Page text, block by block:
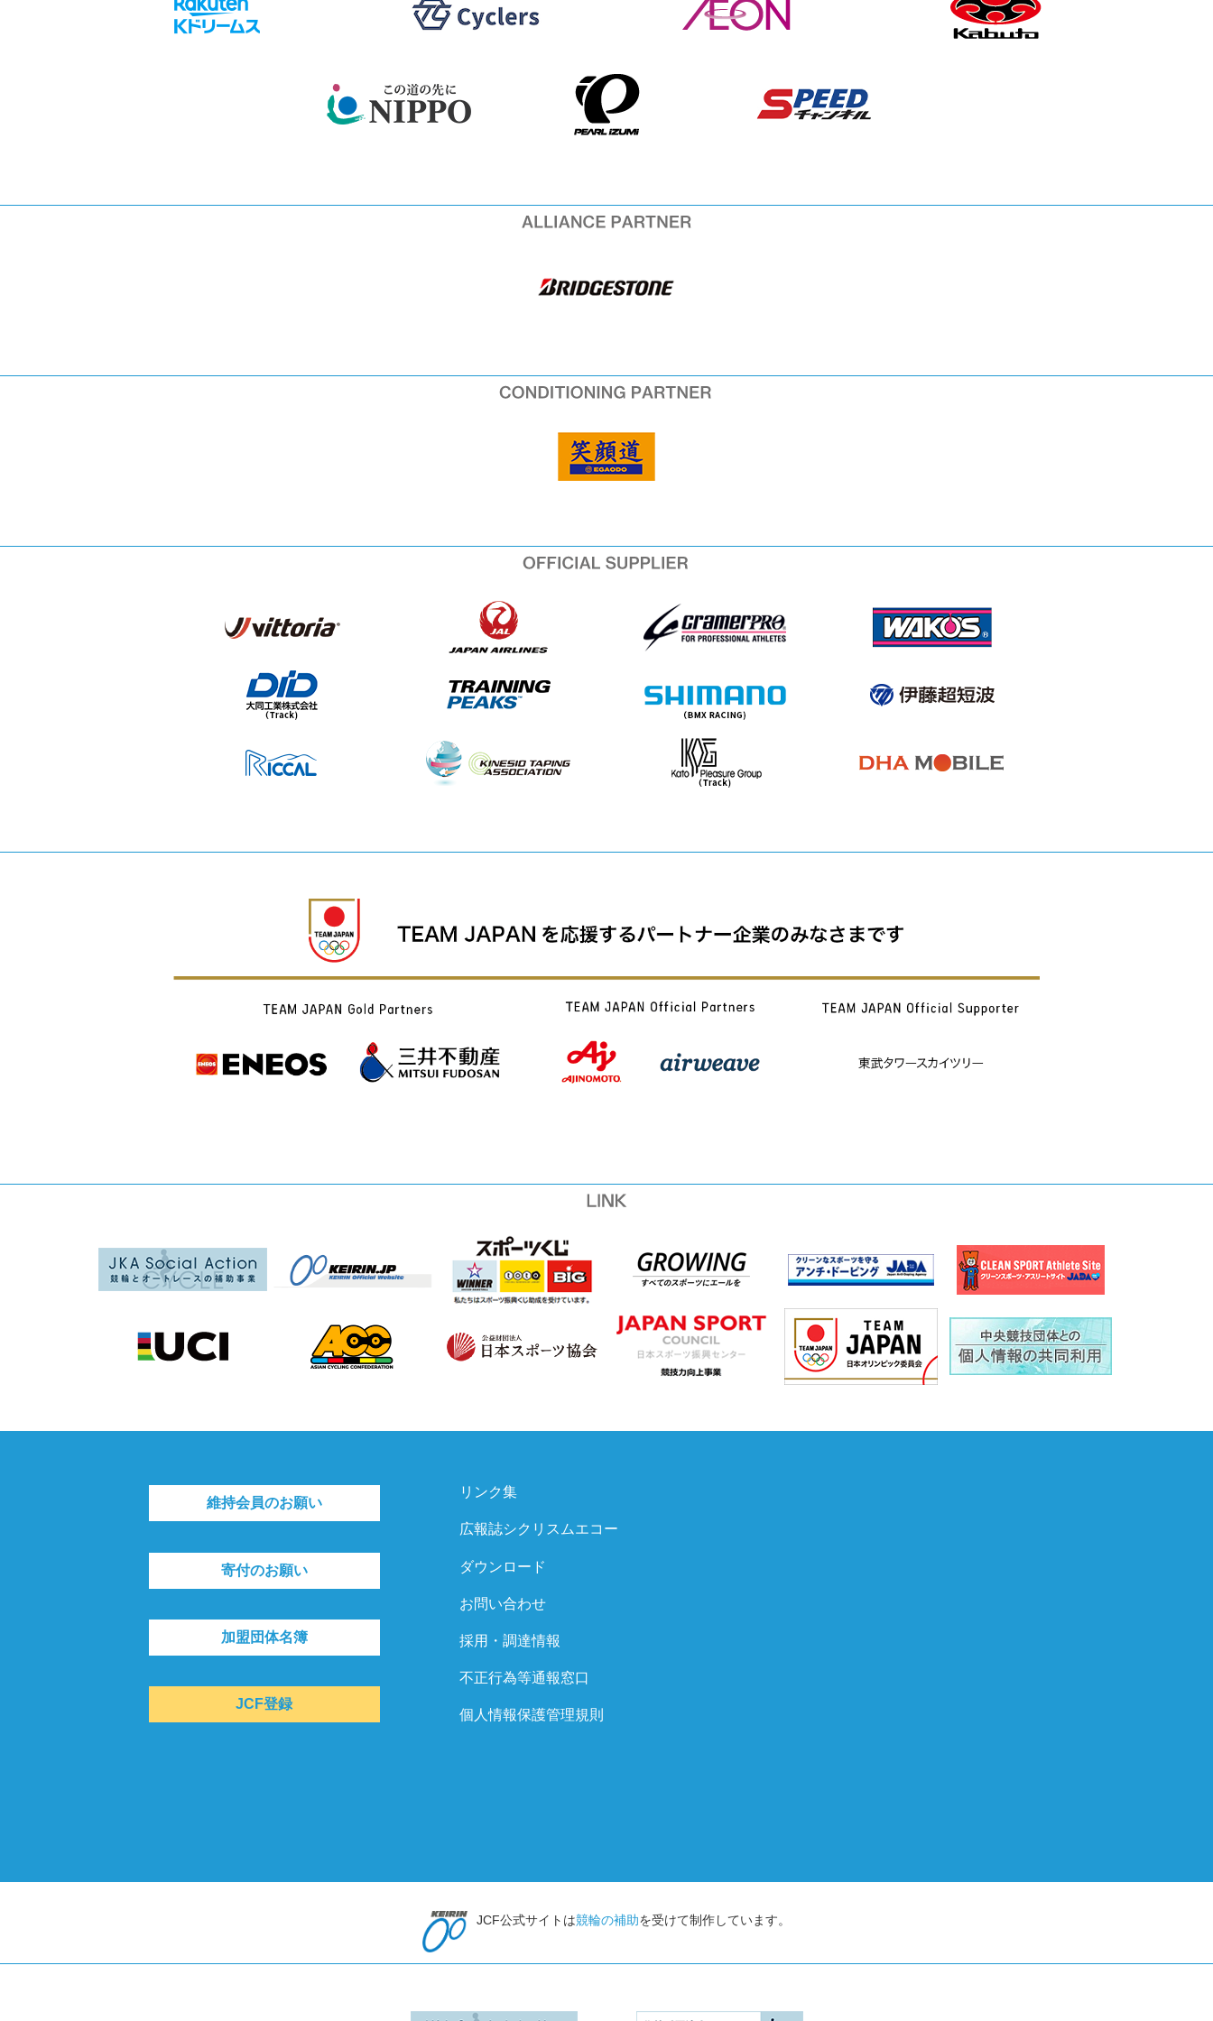
維持会員のお願い
寄付のお願い
加盟団体名簿
JCF登録
リンク集
広報誌シクリスムエコー
ダウンロード
お問い合わせ
採用・調達情報
不正行為等通報窓口
個人情報保護管理規則
JCF公式サイトは競輪の補助を受けて制作しています。